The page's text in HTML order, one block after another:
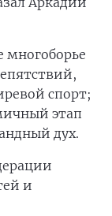
многоборье
спорт;
этап
дух.
и